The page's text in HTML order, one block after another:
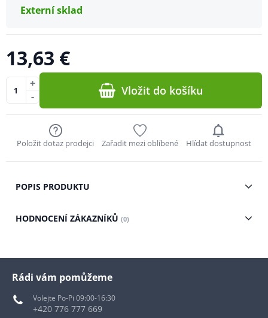
Externí sklad
13,63 €
-
+ Vložit do košíku
Položit dotaz prodejci Zařadit mezi oblíbené Hlídat dostupnost
POPIS PRODUKTU
HODNOCENÍ ZÁKAZNÍKŮ (0)
Rádi vám pomůžeme
Volejte Po-Pi 09:00-16:30
+420 776 777 669